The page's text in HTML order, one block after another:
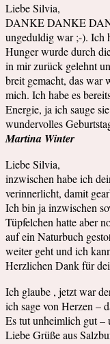
Liebe Silvia,
DANKE DANKE
ungeduldig war ;-). Ich
Hunger wurde durch
in mir zurück gelehnt
breit gemacht, das war
mich. Ich habe es
Energie, ja ich sauge
wundervolles
Martina Winter
Liebe Silvia,
inzwischen habe ich
verinnerlicht, damit
Ich bin ja inzwischen
Tüpfelchen hatte aber
auf ein Naturbuch
weiter geht und ich
Herzlichen Dank für
Ich glaube , jetzt war
ich sage von Herzen –
Es tut unheimlich gut –
Liebe Grüße aus